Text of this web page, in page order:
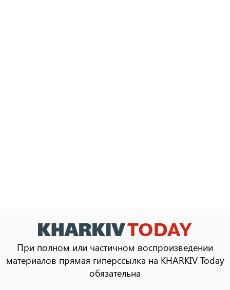
При полном или частичном воспроизведении
материалов прямая гиперссылка на KHARKIV Today
обязательна